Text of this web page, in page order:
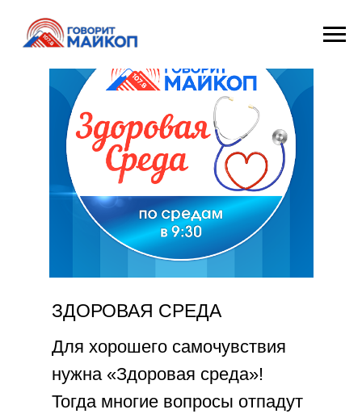
Для хорошего самочувствия
нужна «Здоровая среда»!
Тогда многие вопросы отпадут
ЗДОРОВАЯ СРЕДА